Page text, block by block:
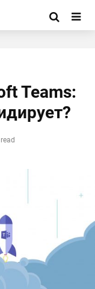
Teams: